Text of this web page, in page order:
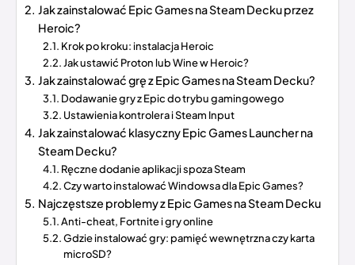
Jak zainstalować Epic Games na Steam Decku przez
Heroic?
Krok po kroku: instalacja Heroic
Jak ustawić Proton lub Wine w Heroic?
Jak zainstalować grę z Epic Games na Steam Decku?
Dodawanie gry z Epic do trybu gamingowego
Ustawienia kontrolera i Steam Input
Jak zainstalować klasyczny Epic Games Launcher na
Steam Decku?
Ręczne dodanie aplikacji spoza Steam
Czy warto instalować Windowsa dla Epic Games?
Najczęstsze problemy z Epic Games na Steam Decku
Anti-cheat, Fortnite i gry online
Gdzie instalować gry: pamięć wewnętrzna czy karta
microSD?